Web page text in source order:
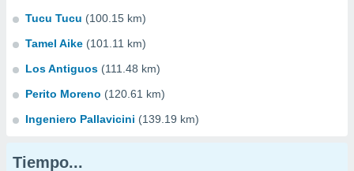
Tucu Tucu (100.15 km)
Tamel Aike (101.11 km)
Los Antiguos (111.48 km)
Perito Moreno (120.61 km)
Ingeniero Pallavicini (139.19 km)
Tiempo...